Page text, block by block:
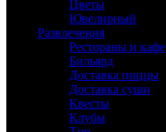
Цветы
Ювелирный
Развлечения
Рестораны и кафе
Бильярд
Доставка пиццы
Доставка суши
Квесты
Клубы